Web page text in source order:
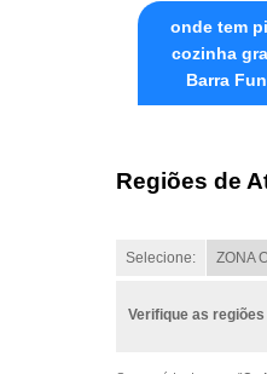
onde tem
cozinha
Barra
Regiões de
Selecione: ZONA
Verifique as